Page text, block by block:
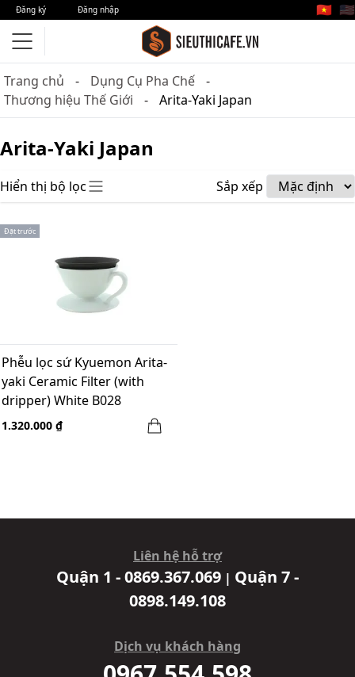
Đăng ký Đăng nhập 🇻🇳 🇺🇸
Trang chủ
Dụng Cụ Pha Chế
Thương hiệu Thế Giới
Arita-Yaki Japan
Arita-Yaki Japan
Hiển thị bộ lọc Sắp xếp
Đặt trước
Phễu lọc sứ Kyuemon Arita-
yaki Ceramic Filter (with
dripper) White B028
1.320.000 ₫
Liên hệ hỗ trợ
Quận 1 - 0869.367.069 | Quận 7 -
0898.149.108
Dịch vụ khách hàng